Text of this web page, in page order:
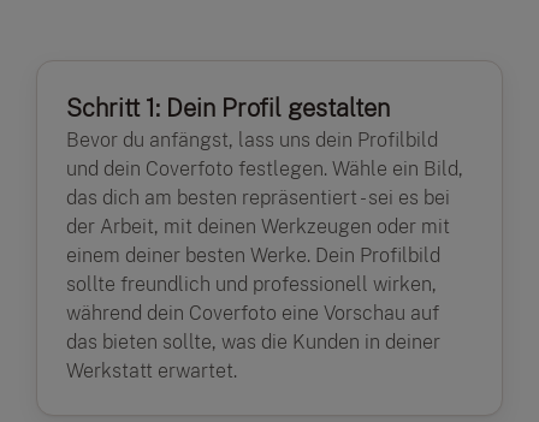
Schritt 1: Dein Profil gestalten
Bevor du anfängst, lass uns dein Profilbild
und dein Coverfoto festlegen. Wähle ein Bild,
das dich am besten repräsentiert - sei es bei
der Arbeit, mit deinen Werkzeugen oder mit
einem deiner besten Werke. Dein Profilbild
sollte freundlich und professionell wirken,
während dein Coverfoto eine Vorschau auf
das bieten sollte, was die Kunden in deiner
Werkstatt erwartet.